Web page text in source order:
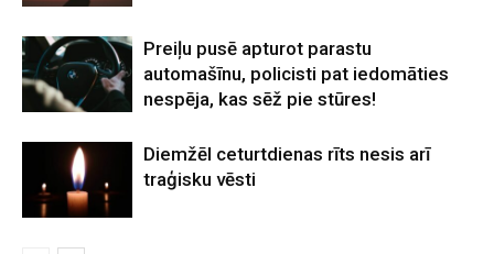
Preiļu pusē apturot parastu
automašīnu, policisti pat iedomāties
nespēja, kas sēž pie stūres!
Diemžēl ceturtdienas rīts nesis arī
traģisku vēsti